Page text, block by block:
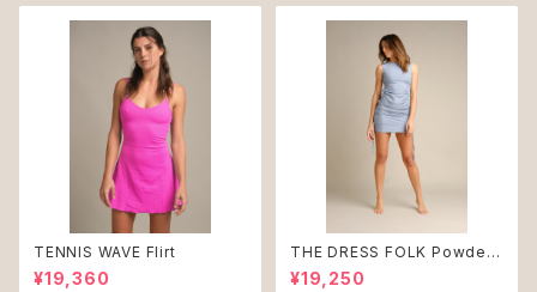
TENNIS WAVE Flirt
¥19,360
THE DRESS FOLK Powder
Blue ♻︎
¥19,250